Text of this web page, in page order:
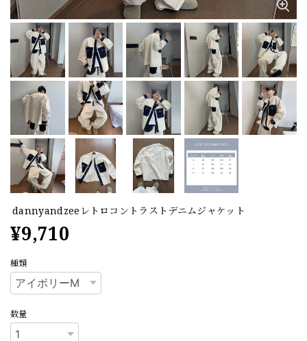
dannyandzeeレトロコントラストデニムジャケット
¥9,710
種類
数量